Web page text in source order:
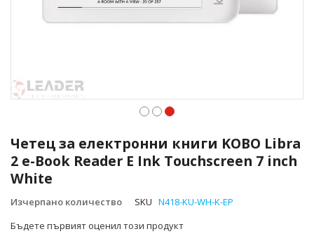
Четец за електронни книги KOBO Libra
2 e-Book Reader E Ink Touchscreen 7 inch
White
Изчерпано количество SKU N418-KU-WH-K-EP
Бъдете първият оценил този продукт
към
началото
на
галерия
снимки